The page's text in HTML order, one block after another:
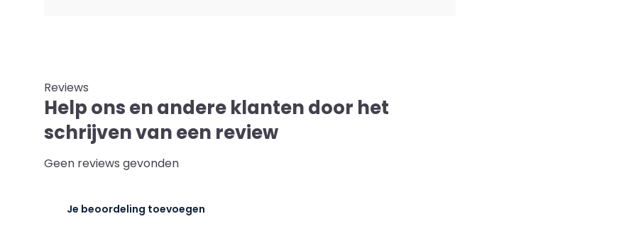
Reviews
Help ons en andere klanten door het
schrijven van een review
Geen reviews gevonden
Je beoordeling toevoegen